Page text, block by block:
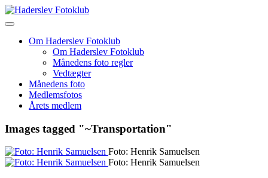
Skip
to
Om Haderslev Fotoklub
Om Haderslev Fotoklub
Månedens foto regler
Vedtægter
Månedens foto
Medlemsfotos
Årets medlem
Images tagged "~Transportation"
Foto: Henrik Samuelsen
Foto: Henrik Samuelsen